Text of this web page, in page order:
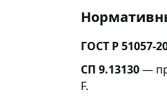
ГОСТ Р 51057-
СП 9.13130—
F.